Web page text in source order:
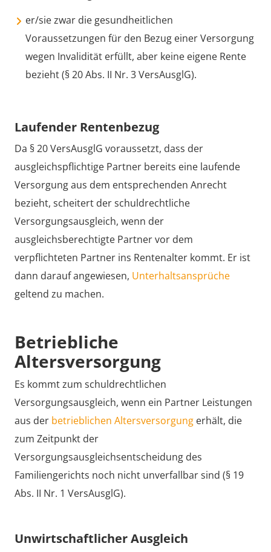
er/sie zwar die gesundheitlichen
Voraussetzungen für den Bezug einer Versorgung
wegen Invalidität erfüllt, aber keine eigene Rente
bezieht (§ 20 Abs. II Nr. 3 VersAusglG).
Laufender Rentenbezug
Da § 20 VersAusglG voraussetzt, dass der
ausgleichspflichtige Partner bereits eine laufende
Versorgung aus dem entsprechenden Anrecht
bezieht, scheitert der schuldrechtliche
Versorgungsausgleich, wenn der
ausgleichsberechtigte Partner vor dem
verpflichteten Partner ins Rentenalter kommt. Er ist
dann darauf angewiesen, Unterhaltsansprüche
geltend zu machen.
Betriebliche
Altersversorgung
Es kommt zum schuldrechtlichen
Versorgungsausgleich, wenn ein Partner Leistungen
aus der betrieblichen Altersversorgung erhält, die
zum Zeitpunkt der
Versorgungsausgleichsentscheidung des
Familiengerichts noch nicht unverfallbar sind (§ 19
Abs. II Nr. 1 VersAusglG).
Unwirtschaftlicher Ausgleich